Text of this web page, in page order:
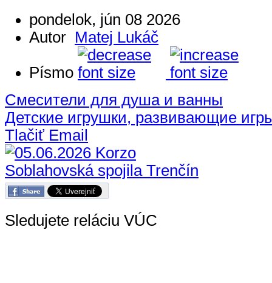
pondelok, jún 08 2026
Autor Matej Lukáč
Písmo
Смесители для душа и ванны
Детские игрушки, развивающие
Tlačiť Email
Sledujete reláciu VÚC